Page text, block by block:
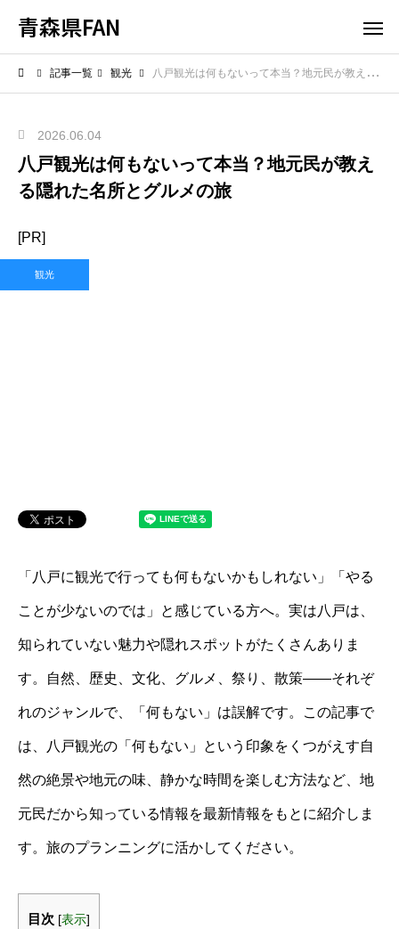
青森県FAN
記事一覧 観光 八戸観光は何もないって本当？地元民が教える隠れた名所とグルメの旅
2026.06.04
八戸観光は何もないって本当？地元民が教え
る隠れた名所とグルメの旅
[PR]
観光
「八戸に観光で行っても何もないかもしれない」「やる
ことが少ないのでは」と感じている方へ。実は八戸は、
知られていない魅力や隠れスポットがたくさんありま
す。自然、歴史、文化、グルメ、祭り、散策——それぞ
れのジャンルで、「何もない」は誤解です。この記事で
は、八戸観光の「何もない」という印象をくつがえす自
然の絶景や地元の味、静かな時間を楽しむ方法など、地
元民だから知っている情報を最新情報をもとに紹介しま
す。旅のプランニングに活かしてください。
目次 [表示]